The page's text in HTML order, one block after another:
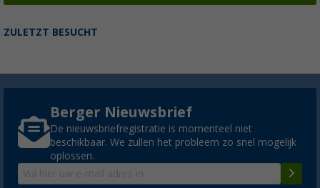
ZULETZT BESUCHT
Berger Nieuwsbrief
De nieuwsbriefregistratie is momenteel niet
beschikbaar. We zullen het probleem zo snel mogelijk
oplossen.